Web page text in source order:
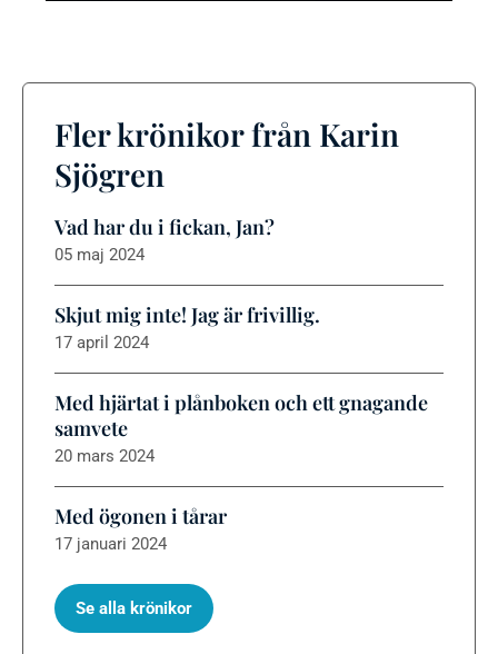
Fler krönikor från Karin
Sjögren
Vad har du i fickan, Jan?
05 maj 2024
Skjut mig inte! Jag är frivillig.
17 april 2024
Med hjärtat i plånboken och ett gnagande
samvete
20 mars 2024
Med ögonen i tårar
17 januari 2024
Se alla krönikor